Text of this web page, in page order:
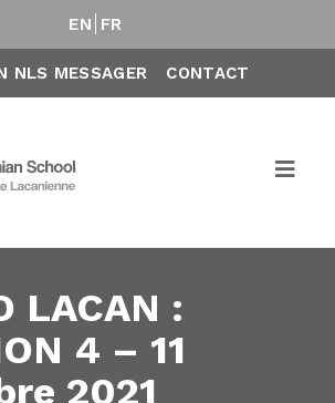
EN FR
NLS MESSAGER CONTACT
LACAN :
4 – 11
2021